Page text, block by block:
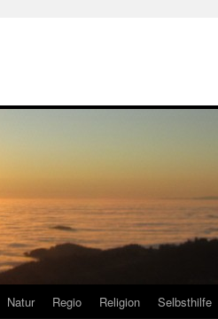
Natur Regio Religion Selbsthilfe